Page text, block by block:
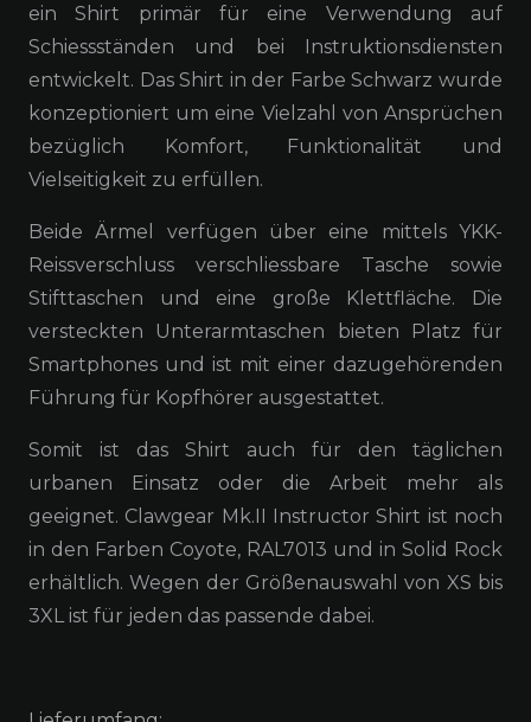
ein Shirt primär für eine Verwendung auf
Schiessständen und bei Instruktionsdiensten
entwickelt. Das Shirt in der Farbe Schwarz wurde
konzeptioniert um eine Vielzahl von Ansprüchen
bezüglich Komfort, Funktionalität und
Vielseitigkeit zu erfüllen.
Beide Ärmel verfügen über eine mittels YKK-
Reissverschluss verschliessbare Tasche sowie
Stifttaschen und eine große Klettfläche. Die
versteckten Unterarmtaschen bieten Platz für
Smartphones und ist mit einer dazugehörenden
Führung für Kopfhörer ausgestattet.
Somit ist das Shirt auch für den täglichen
urbanen Einsatz oder die Arbeit mehr als
geeignet. Clawgear Mk.II Instructor Shirt ist noch
in den Farben Coyote, RAL7013 und in Solid Rock
erhältlich. Wegen der Größenauswahl von XS bis
3XL ist für jeden das passende dabei.